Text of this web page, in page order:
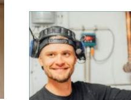
viktigaste skydd mot
regn, snö och fukt, och
en i tid genomförd
renovering kan sp...